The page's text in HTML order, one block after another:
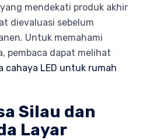
mendekati produk akhir
dievaluasi sebelum
Untuk memahami
pembaca dapat melihat
cahaya LED untuk rumah
Silau dan
Layar